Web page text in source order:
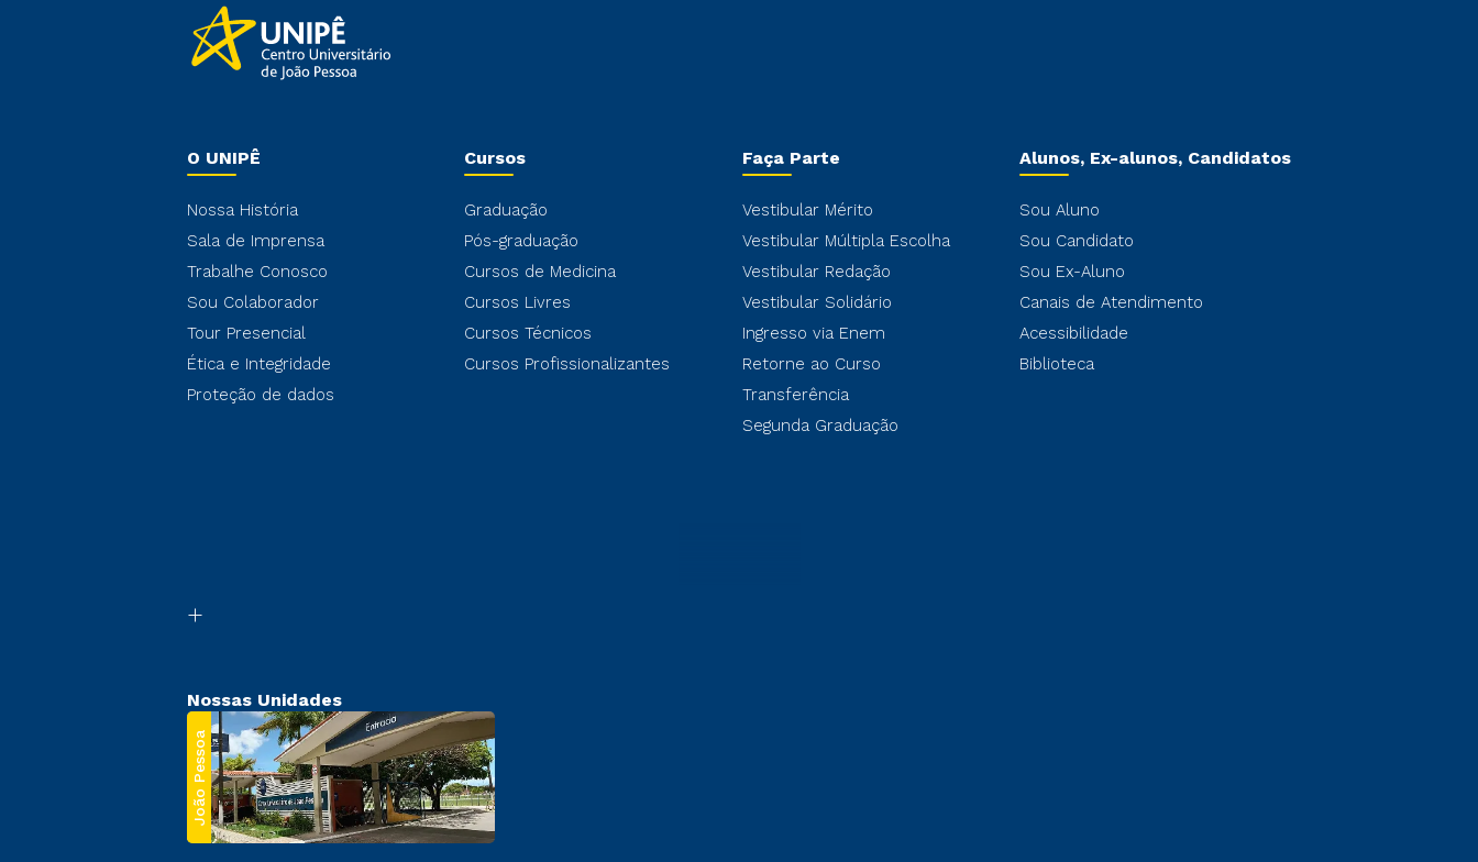
O UNIPÊ
Nossa História
Sala de Imprensa
Trabalhe Conosco
Sou Colaborador
Tour Presencial
Ética e Integridade
Proteção de dados
Cursos
Graduação
Pós-graduação
Cursos de Medicina
Cursos Livres
Cursos Técnicos
Cursos Profissionalizantes
Faça Parte
Vestibular Mérito
Vestibular Múltipla Escolha
Vestibular Redação
Vestibular Solidário
Ingresso via Enem
Retorne ao Curso
Transferência
Segunda Graduação
Alunos, Ex-alunos, Candidatos
Sou Aluno
Sou Candidato
Sou Ex-Aluno
Canais de Atendimento
Acessibilidade
Biblioteca
Nossas Unidades
João Pessoa